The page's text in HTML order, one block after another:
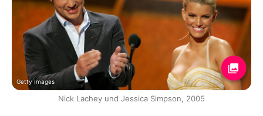
Getty Images
Nick Lachey und Jessica Simpson, 2005